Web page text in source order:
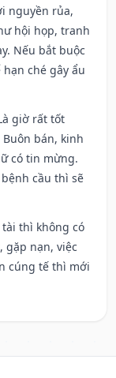
nguyền rủa,
hội họp, tranh
Nếu bắt buộc
ché gây ẩu
giờ rất tốt
bán, kinh
có tin mừng.
cầu thì sẽ
tài thì không có
gặp nạn, việc
cúng tế thì mới